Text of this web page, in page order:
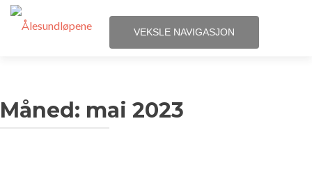
VEKSLE NAVIGASJON
innhold
Løpene
Måned: mai 2023